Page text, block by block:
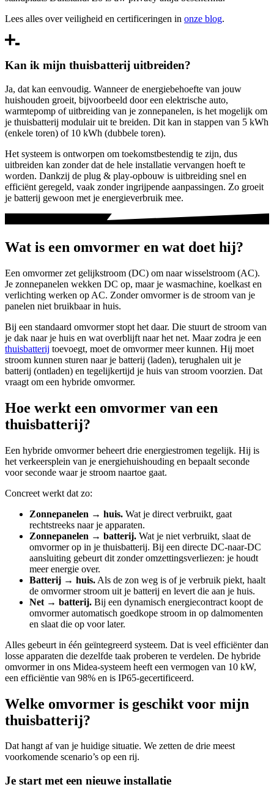
Lees alles over veiligheid en certificeringen in onze blog.
Kan ik mijn thuisbatterij uitbreiden?
Ja, dat kan eenvoudig. Wanneer de energiebehoefte van jouw
huishouden groeit, bijvoorbeeld door een elektrische auto,
warmtepomp of uitbreiding van je zonnepanelen, is het mogelijk om
je thuisbatterij modulair uit te breiden. Dit kan in stappen van 5 kWh
(enkele toren) of 10 kWh (dubbele toren).
Het systeem is ontworpen om toekomstbestendig te zijn, dus
uitbreiden kan zonder dat de hele installatie vervangen hoeft te
worden. Dankzij de plug & play-opbouw is uitbreiding snel en
efficiënt geregeld, vaak zonder ingrijpende aanpassingen. Zo groeit
je batterij gewoon met je energieverbruik mee.
Wat is een omvormer en wat doet hij?
Een omvormer zet gelijkstroom (DC) om naar wisselstroom (AC).
Je zonnepanelen wekken DC op, maar je wasmachine, koelkast en
verlichting werken op AC. Zonder omvormer is de stroom van je
panelen niet bruikbaar in huis.
Bij een standaard omvormer stopt het daar. Die stuurt de stroom van
je dak naar je huis en wat overblijft naar het net. Maar zodra je een
thuisbatterij toevoegt, moet de omvormer meer kunnen. Hij moet
stroom kunnen sturen naar je batterij (laden), terughalen uit je
batterij (ontladen) en tegelijkertijd je huis van stroom voorzien. Dat
vraagt om een hybride omvormer.
Hoe werkt een omvormer van een
thuisbatterij?
Een hybride omvormer beheert drie energiestromen tegelijk. Hij is
het verkeersplein van je energiehuishouding en bepaalt seconde
voor seconde waar je stroom naartoe gaat.
Concreet werkt dat zo:
Zonnepanelen → huis. Wat je direct verbruikt, gaat
rechtstreeks naar je apparaten.
Zonnepanelen → batterij. Wat je niet verbruikt, slaat de
omvormer op in je thuisbatterij. Bij een directe DC-naar-DC
aansluiting gebeurt dit zonder omzettingsverliezen: je houdt
meer energie over.
Batterij → huis. Als de zon weg is of je verbruik piekt, haalt
de omvormer stroom uit je batterij en levert die aan je huis.
Net → batterij. Bij een dynamisch energiecontract koopt de
omvormer automatisch goedkope stroom in op dalmomenten
en slaat die op voor later.
Alles gebeurt in één geïntegreerd systeem. Dat is veel efficiënter dan
losse apparaten die dezelfde taak proberen te verdelen. De hybride
omvormer in ons Midea-systeem heeft een vermogen van 10 kW,
een efficiëntie van 98% en is IP65-gecertificeerd.
Welke omvormer is geschikt voor mijn
thuisbatterij?
Dat hangt af van je huidige situatie. We zetten de drie meest
voorkomende scenario’s op een rij.
Je start met een nieuwe installatie